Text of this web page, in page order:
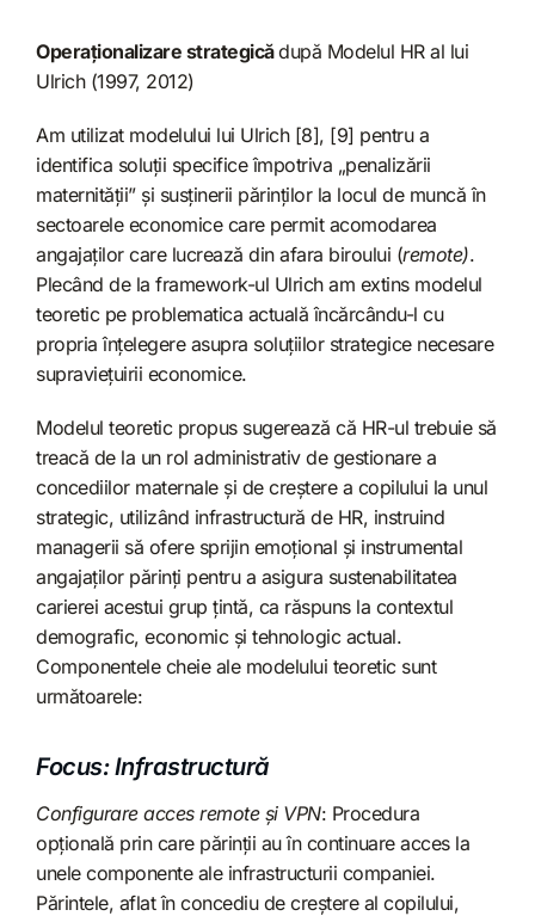
Operaționalizare strategicădupă Modelul HR al lui
Ulrich (1997, 2012)
Am utilizat modelului lui Ulrich [8], [9] pentru a
identifica soluții specifice împotriva „penalizării
maternității” și susținerii părinților la locul de muncă în
sectoarele economice care permit acomodarea
angajaților care lucrează din afara biroului (remote).
Plecând de la framework-ul Ulrich am extins modelul
teoretic pe problematica actuală încărcându-l cu
propria înțelegere asupra soluțiilor strategice necesare
supraviețuirii economice.
Modelul teoretic propus sugerează că HR-ul trebuie să
treacă de la un rol administrativ de gestionare a
concediilor maternale și de creștere a copilului la unul
strategic, utilizând infrastructură de HR, instruind
managerii să ofere sprijin emoțional și instrumental
angajaților părinți pentru a asigura sustenabilitatea
carierei acestui grup țintă, ca răspuns la contextul
demografic, economic și tehnologic actual.
Componentele cheie ale modelului teoretic sunt
următoarele:
Focus: Infrastructură
Configurare acces remote și VPN: Procedura
opțională prin care părinții au în continuare acces la
unele componente ale infrastructurii companiei.
Părintele, aflat în concediu de creștere al copilului,